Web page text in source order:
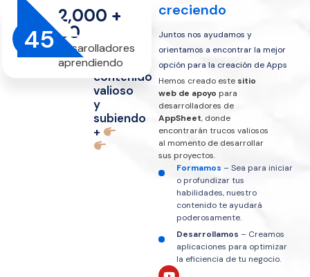
45
2,000 +
50
Desarolladores
aprendiendo
Videos
de
contenido
valioso
y
subiendo
+
creciendo
Juntos nos ayudamos y
orientamos a encontrar la mejor
opción para la creación de Apps
Hemos creado este sitio
web de apoyo para
desarrolladores de
AppSheet, donde
encontrarán trucos valiosos
al momento de desarrollar
sus proyectos.
Formamos – Sea para iniciar
o profundizar tus
habilidades, nuestro
contenido te ayudará
poderosamente.
Desarrollamos – Creamos
aplicaciones para optimizar
la eficiencia de tu negocio.